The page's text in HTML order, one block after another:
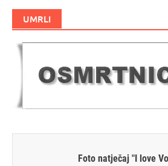
UMRLI
Foto natječaj "I love